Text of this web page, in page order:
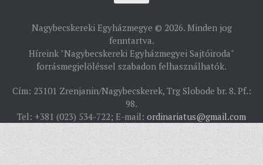
TÖRTÉNELEM
EGYHÁZMEGYEI LEVÉLTÁR
LELKIPÁSZTOROK
SZERZETESRENDEK
IN MEMORIAM
Nagybecskereki Egyházmegye © 2026. Minden jog
fenntartva.
Híreink "Nagybecskereki Egyházmegyei Sajtóiroda"
forrásmegjelöléssel szabadon felhasználhatók.
Cím: 23101 Zrenjanin/Nagybecskerek, Trg Slobode br. 8. Pf.:
98.
Tel: +381 (023) 534-722; E-mail: ordinariatus@gmail.com